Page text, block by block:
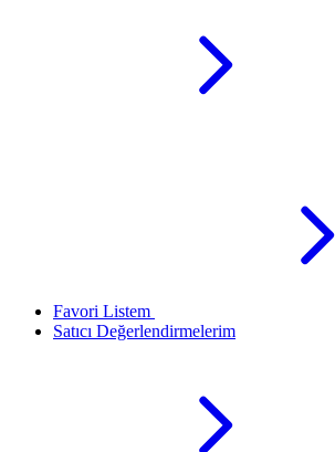
Favori Listem
Satıcı Değerlendirmelerim